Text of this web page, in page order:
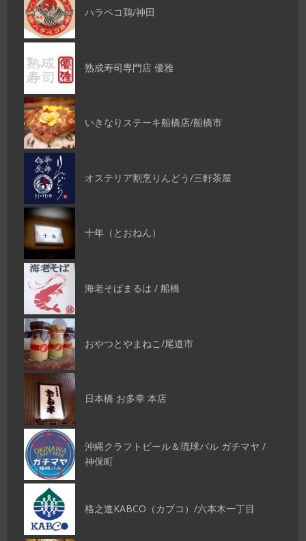
ハラペコ鶏/神田
熟成寿司専門店 優雅
いきなりステーキ船橋店/船橋市
オステリア割烹りんどう/三軒茶屋
十年（とおねん）
海老そばまるは / 船橋
おやつとやまねこ/尾道市
日本橋 お多幸 本店
沖縄クラフトビール＆琉球バル ガチマヤ /
神保町
格之進KABCO（カブコ）/六本木一丁目